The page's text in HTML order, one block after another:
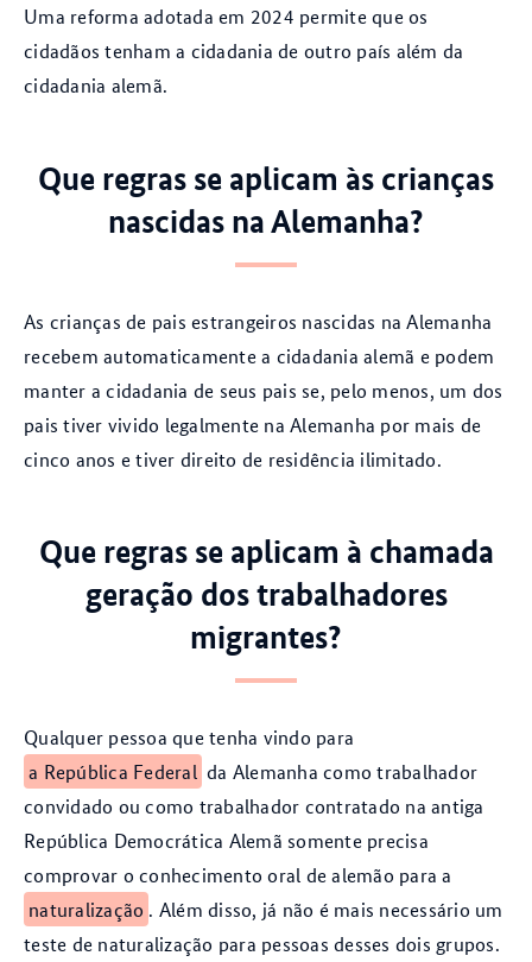
Uma reforma adotada em 2024 permite que os
cidadãos tenham a cidadania de outro país além da
cidadania alemã.
Que regras se aplicam às crianças
nascidas na Alemanha?
As crianças de pais estrangeiros nascidas na Alemanha
recebem automaticamente a cidadania alemã e podem
manter a cidadania de seus pais se, pelo menos, um dos
pais tiver vivido legalmente na Alemanha por mais de
cinco anos e tiver direito de residência ilimitado.
Que regras se aplicam à chamada
geração dos trabalhadores
migrantes?
Qualquer pessoa que tenha vindo para
a República Federal da Alemanha como trabalhador
convidado ou como trabalhador contratado na antiga
República Democrática Alemã somente precisa
comprovar o conhecimento oral de alemão para a
naturalização . Além disso, já não é mais necessário um
teste de naturalização para pessoas desses dois grupos.